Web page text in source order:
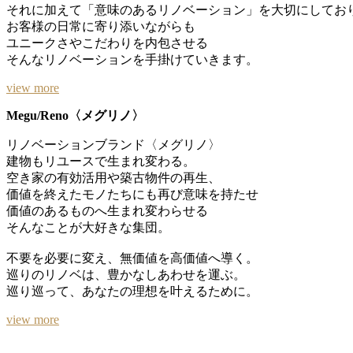
それに加えて「意味のあるリノベーション」を大切にしてお
お客様の日常に寄り添いながらも
ユニークさやこだわりを内包させる
そんなリノベーションを手掛けていきます。
view more
Megu/Reno〈メグリノ〉
リノベーションブランド〈メグリノ〉
建物もリユースで生まれ変わる。
空き家の有効活用や築古物件の再生、
価値を終えたモノたちにも再び意味を持たせ
価値のあるものへ生まれ変わらせる
そんなことが大好きな集団。
不要を必要に変え、無価値を高価値へ導く。
巡りのリノベは、豊かなしあわせを運ぶ。
巡り巡って、あなたの理想を叶えるために。
view more